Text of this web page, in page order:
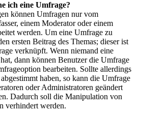
ich eine Umfrage?
können Umfragen nur vom
einem Moderator oder einem
werden. Um eine Umfrage zu
ersten Beitrag des Themas; dieser ist
verknüpft. Wenn niemand eine
dann können Benutzer die Umfrage
bearbeiten. Sollte allerdings
haben, so kann die Umfrage
oder Administratoren geändert
Dadurch soll die Manipulation von
verhindert werden.